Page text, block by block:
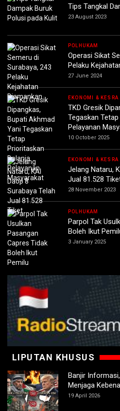
Tips Tangkal
23 August 2023
POLHUKAM
Operasi Sikat
Pelaku
27 June 2024
EKONOMI & KESRA
TKD Gresik
Tegaskan
Pelayanan
10 October 2025
EKONOMI & KESRA
Jelang Nataru,
Jual 81.528
28 November 2023
POLHUKAM
Parpol Tak
Boleh Ikut
3 January 2025
LIPUTAN KHUSUS
Banjir
Menjaga
19 April 2026